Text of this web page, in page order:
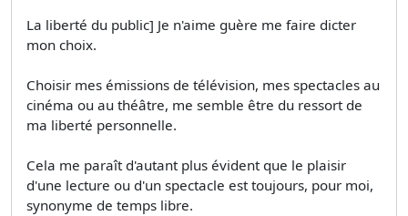
La liberté du public] Je n'aime guère me faire dicter
mon choix.
Choisir mes émissions de télévision, mes spectacles au
cinéma ou au théâtre, me semble être du ressort de
ma liberté personnelle.
Cela me paraît d'autant plus évident que le plaisir
d'une lecture ou d'un spectacle est toujours, pour moi,
synonyme de temps libre.